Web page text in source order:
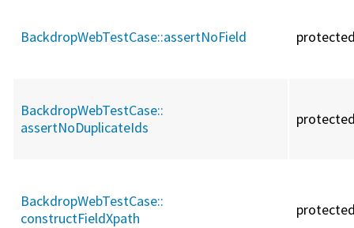
BackdropWebTestCase::assertNoField
BackdropWebTestCase::
assertNoDuplicateIds
BackdropWebTestCase::
constructFieldXpath